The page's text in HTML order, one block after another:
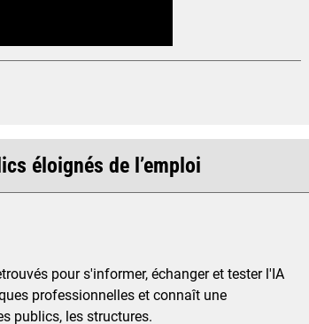
éloignés de l’emploi
pour s'informer, échanger et tester l'IA
professionnelles et connaît une
publics, les structures.